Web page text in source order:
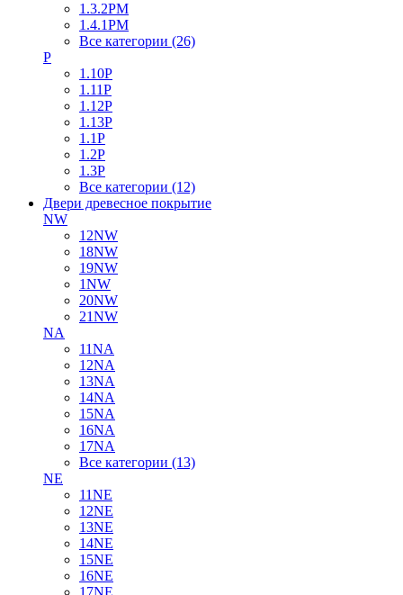
1.3.2PM
1.4.1PM
Все категории (26)
P
1.10P
1.11P
1.12P
1.13P
1.1P
1.2P
1.3P
Все категории (12)
Двери древесное покрытие
NW
12NW
18NW
19NW
1NW
20NW
21NW
NA
11NA
12NA
13NA
14NA
15NA
16NA
17NA
Все категории (13)
NE
11NE
12NE
13NE
14NE
15NE
16NE
17NE